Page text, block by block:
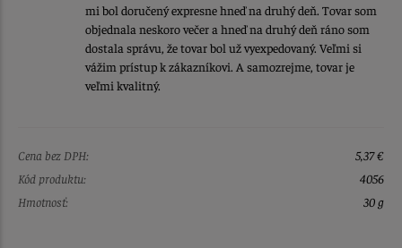
mi bol doručený expresne hneď na druhý deň. Tovar som
objednala neskoro večer a hneď na druhý deň ráno som
dostala správu, že tovar bol už vyexpedovaný. Veľmi si
vážim prístup k zákazníkovi. A samozrejme, tovar je
veľmi kvalitný.
Cena bez DPH:
5,37 €
Kód produktu:
4056
Hmotnosť:
30 g